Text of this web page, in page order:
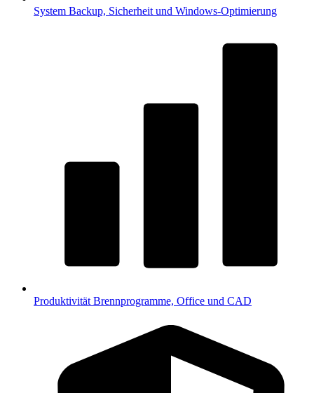
System Backup, Sicherheit und Windows-Optimierung
Produktivität Brennprogramme, Office und CAD